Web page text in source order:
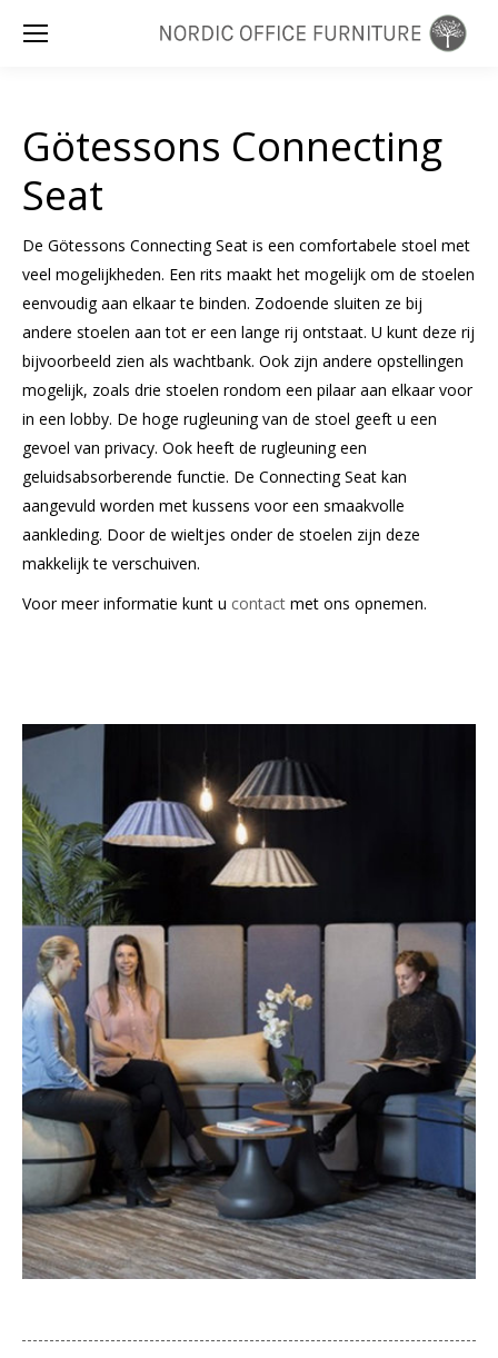
Götessons Connecting
Seat
De Götessons Connecting Seat is een comfortabele stoel met
veel mogelijkheden. Een rits maakt het mogelijk om de stoelen
eenvoudig aan elkaar te binden. Zodoende sluiten ze bij
andere stoelen aan tot er een lange rij ontstaat. U kunt deze rij
bijvoorbeeld zien als wachtbank. Ook zijn andere opstellingen
mogelijk, zoals drie stoelen rondom een pilaar aan elkaar voor
in een lobby. De hoge rugleuning van de stoel geeft u een
gevoel van privacy. Ook heeft de rugleuning een
geluidsabsorberende functie. De Connecting Seat kan
aangevuld worden met kussens voor een smaakvolle
aankleding. Door de wieltjes onder de stoelen zijn deze
makkelijk te verschuiven.
Voor meer informatie kunt u contact met ons opnemen.